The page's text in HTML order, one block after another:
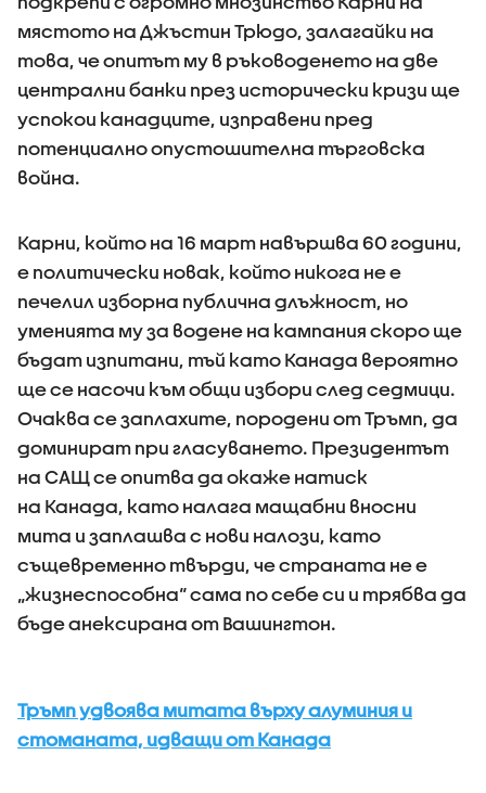
мястото на Джъстин Трюдо, залагайки на
това, че опитът му в ръководенето на две
централни банки през исторически кризи ще
успокои канадците, изправени пред
потенциално опустошителна търговска
война.
Карни, който на 16 март навършва 60 години,
е политически новак, който никога не е
печелил изборна публична длъжност, но
уменията му за водене на кампания скоро ще
бъдат изпитани, тъй като Канада вероятно
ще се насочи към общи избори след седмици.
Очаква се заплахите, породени от Тръмп, да
доминират при гласуването. Президентът
на САЩ се опитва да окаже натиск
на Канада, като налага мащабни вносни
мита и заплашва с нови налози, като
същевременно твърди, че страната не е
„жизнеспособна“ сама по себе си и трябва да
бъде анексирана от Вашингтон.
Тръмп удвоява митата върху алуминия и
стоманата, идващи от Канада